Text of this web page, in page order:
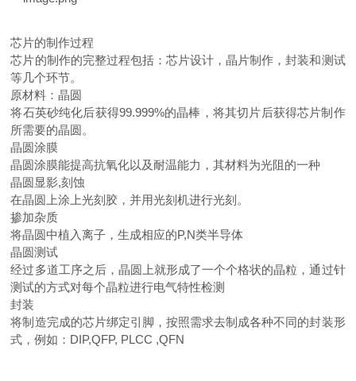
芯片的制作过程
芯片的制作的完整过程包括：芯片设计，晶片制作，封装和测试
等几个环节。
原材料：晶圆
将石英砂纯化后获得99.999%的晶棒，将其切片后获得芯片制作
所需要的晶圆。
晶圆涂膜
晶圆涂膜能提高抗氧化以及耐温能力，其材料为光阻的一种
晶圆显影,刻蚀
在晶圆上涂上光刻胶，并用光刻机进行光刻。
掺加杂质
将晶圆中植入离子，生成相应的P,N类半导体
晶圆测试
经过多道工序之后，晶圆上就形成了一个个格状的晶粒，通过针
测试的方式对每个晶粒进行电气特性检测
封装
将制造完成的芯片绑定引脚，按照需求去制成各种不同的封装形
式，例如： DIP,QFP, PLCC ,QFN